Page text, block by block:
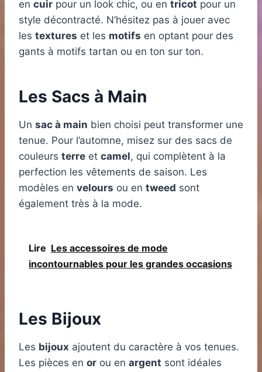
en cuir pour un look chic, ou en tricot pour un
style décontracté. N’hésitez pas à jouer avec
les textures et les motifs en optant pour des
gants à motifs tartan ou en ton sur ton.
Les Sacs à Main
Un sac à main bien choisi peut transformer une
tenue. Pour l’automne, misez sur des sacs de
couleurs terre et camel, qui complètent à la
perfection les vêtements de saison. Les
modèles en velours ou en tweed sont
également très à la mode.
Lire Les accessoires de mode
incontournables pour les grandes occasions
Les Bijoux
Les bijoux ajoutent du caractère à vos tenues.
Les pièces en or ou en argent sont idéales